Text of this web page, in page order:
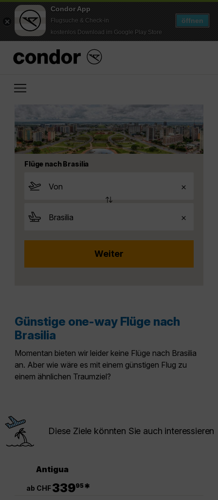
Condor App
Flugsuche & Check-in
kostenlos Download im Google Play Store
öffnen
Flüge nach Brasilia
Günstige one-way Flüge nach
Brasilia
Momentan bieten wir leider keine Flüge nach Brasilia
an. Aber wie wäre es mit einem günstigen Flug zu
einem ähnlichen Traumziel?
Diese Ziele könnten Sie auch interessieren
Antigua
ab CHF33995*